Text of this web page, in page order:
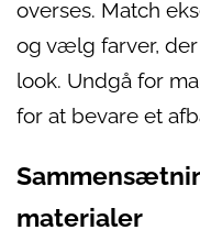
overses. Match
og vælg farver,
look. Undgå for
for at bevare et
materialer